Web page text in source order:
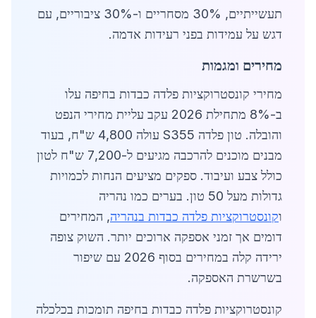
תעשייתיים, 30% מסחריים ו-30% ציבוריים, עם
דגש על עמידות בפני רעידות אדמה.
מחירים ומגמות
מחירי קונסטרוקציות פלדה כבדות בחיפה עלו
ב-8% מתחילת 2026 עקב עליית מחירי הנפט
והובלה. טון פלדה S355 עולה 4,800 ש"ח, בעוד
מבנים מוכנים להרכבה מגיעים ל-7,200 ש"ח לטון
כולל צבע ועיבוד. ספקים מציעים הנחות לכמויות
גדולות מעל 50 טון. בערים כמו נהריה
וקונסטרוקציות פלדה כבדות בנהריה, המחירים
דומים אך זמני אספקה ארוכים יותר. השוק צופה
ירידה קלה במחירים בסוף 2026 עם שיפור
בשרשרת האספקה.
קונסטרוקציות פלדה כבדות בחיפה תומכות בכלכלה